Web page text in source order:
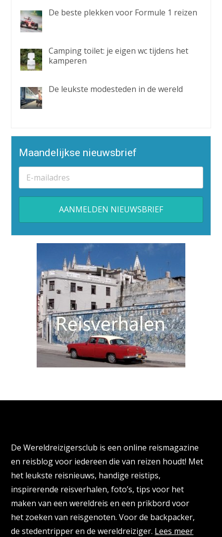
De beste plekken voor Formule 1 reizen
Camping toilet: je eigen wc tijdens het
kamperen
De leukste modesteden in de wereld
Maandelijkse nieuwsbrief
Alternative:
De Wereldreizigersclub is een online reismagazine
en reisblog voor iedereen die van reizen houdt! Met
het leukste reisnieuws, handige reistips,
inspirerende reisverhalen, foto’s, tips voor het
maken van een wereldreis en een prikbord voor
het zoeken van reisgenoten. Voor de backpacker,
de stedentripper en de wereldreiziger. Lees meer